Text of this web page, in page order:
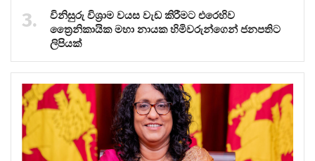
විනිසුරු විශ්‍රාම වයස වැඩ කිරීමට එරෙහිව
ත්‍රෛනිකායික මහා නායක හිමිවරුන්ගෙන් ජනපතිට
ලිපියක්